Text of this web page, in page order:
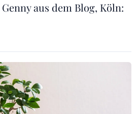
aus dem Blog, Köln: